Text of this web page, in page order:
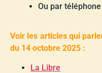
Ou par
Voir les articles qui
du 14 octobre 2025 :
La Libre